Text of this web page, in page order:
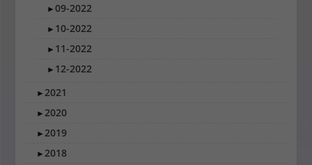
►09-2022
► 10-2022
► 11-2022
► 12-2022
►2021
►2020
►2019
►2018